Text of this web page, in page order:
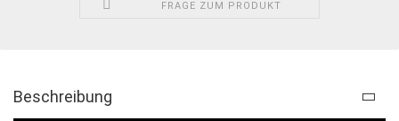
FRAGE ZUM PRODUKT
Beschreibung